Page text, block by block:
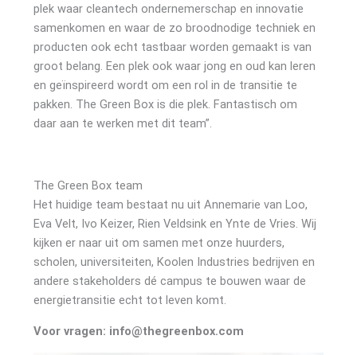
plek waar cleantech ondernemerschap en innovatie
samenkomen en waar de zo broodnodige techniek en
producten ook echt tastbaar worden gemaakt is van
groot belang. Een plek ook waar jong en oud kan leren
en geïnspireerd wordt om een rol in de transitie te
pakken. The Green Box is die plek. Fantastisch om
daar aan te werken met dit team”.
The Green Box team
Het huidige team bestaat nu uit Annemarie van Loo,
Eva Velt, Ivo Keizer, Rien Veldsink en Ynte de Vries. Wij
kijken er naar uit om samen met onze huurders,
scholen, universiteiten, Koolen Industries bedrijven en
andere stakeholders dé campus te bouwen waar de
energietransitie echt tot leven komt.
Voor vragen: info@thegreenbox.com